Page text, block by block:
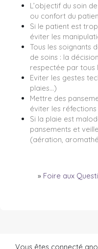
L’objectif du soin
ou confort du
Si le patient est
éviter les
Tous les soignants
de soins : la
respectée par tous
Eviter les gestes
plaies…)
Mettre des
éviter les
Si la plaie est
pansements et
(aération,
» Foire aux
Vous êtes connecté